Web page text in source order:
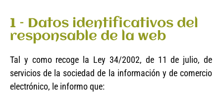
1 – Datos identificativos del
responsable de la web
Tal y como recoge la Ley 34/2002, de 11 de julio, de
servicios de la sociedad de la información y de comercio
electrónico, le informo que: